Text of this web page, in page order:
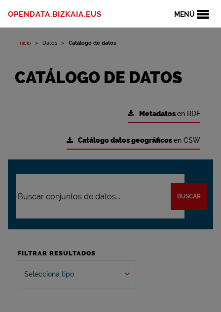
MENÚ
OPENDATA.BIZKAIA.EUS
Inicio Datos Catálogo de datos
CATÁLOGO DE DATOS
Metadatosen RDF
Catálogo datos geográficosen CSW
BUSCAR
FILTRAR RESULTADOS
Selecciona tipo